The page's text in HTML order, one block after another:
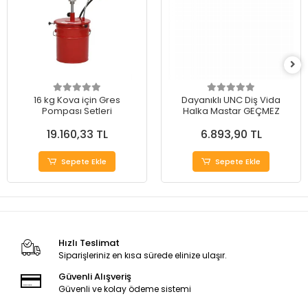
16 kg Kova için Gres
Pompası Setleri
19.160,33 TL
Sepete Ekle
Dayanıklı UNC Diş Vida
Halka Mastar GEÇMEZ
6.893,90 TL
Sepete Ekle
Hızlı Teslimat
Siparişleriniz en kısa sürede elinize ulaşır.
Güvenli Alışveriş
Güvenli ve kolay ödeme sistemi